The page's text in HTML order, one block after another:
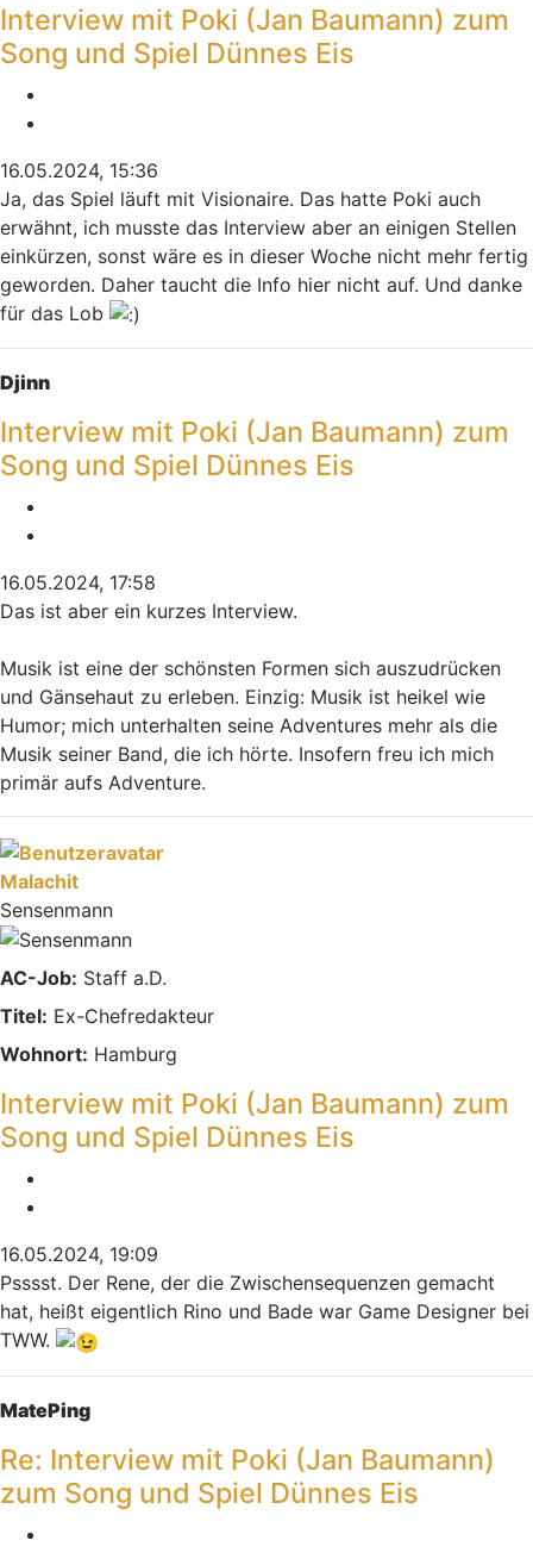
Interview mit Poki (Jan Baumann) zum
Song und Spiel Dünnes Eis
16.05.2024, 15:36
Ja, das Spiel läuft mit Visionaire. Das hatte Poki auch
erwähnt, ich musste das Interview aber an einigen Stellen
einkürzen, sonst wäre es in dieser Woche nicht mehr fertig
geworden. Daher taucht die Info hier nicht auf. Und danke
für das Lob
Nach oben
Djinn
Interview mit Poki (Jan Baumann) zum
Song und Spiel Dünnes Eis
16.05.2024, 17:58
Das ist aber ein kurzes Interview.
Musik ist eine der schönsten Formen sich auszudrücken
und Gänsehaut zu erleben. Einzig: Musik ist heikel wie
Humor; mich unterhalten seine Adventures mehr als die
Musik seiner Band, die ich hörte. Insofern freu ich mich
primär aufs Adventure.
Nach oben
Malachit
Sensenmann
AC-Job: Staff a.D.
Titel: Ex-Chefredakteur
Wohnort: Hamburg
Interview mit Poki (Jan Baumann) zum
Song und Spiel Dünnes Eis
16.05.2024, 19:09
Psssst. Der Rene, der die Zwischensequenzen gemacht
hat, heißt eigentlich Rino und Bade war Game Designer bei
TWW.
Nach oben
MatePing
Re: Interview mit Poki (Jan Baumann)
zum Song und Spiel Dünnes Eis